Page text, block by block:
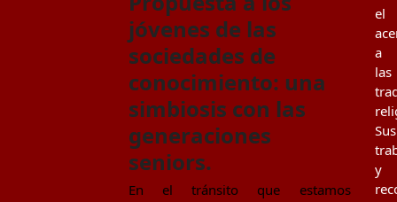
jóvenes de las
sociedades de
conocimiento: una
simbiosis con las
generaciones
seniors.
En el tránsito que estamos
el
a
las
Sus
y